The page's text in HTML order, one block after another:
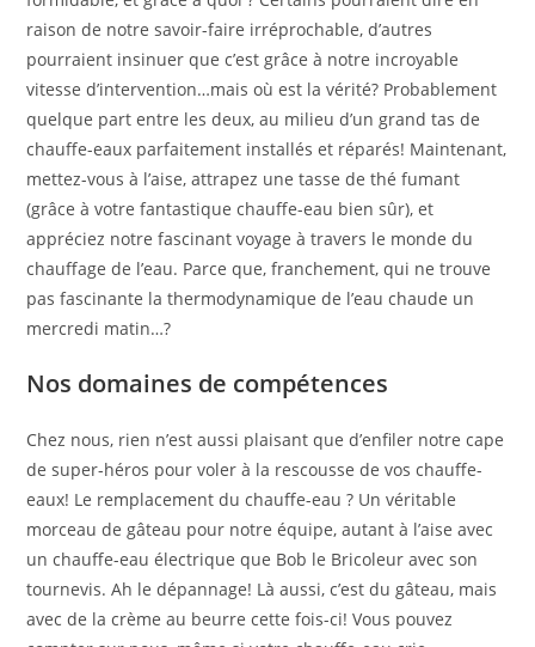
raison de notre savoir-faire irréprochable, d’autres
pourraient insinuer que c’est grâce à notre incroyable
vitesse d’intervention…mais où est la vérité? Probablement
quelque part entre les deux, au milieu d’un grand tas de
chauffe-eaux parfaitement installés et réparés! Maintenant,
mettez-vous à l’aise, attrapez une tasse de thé fumant
(grâce à votre fantastique chauffe-eau bien sûr), et
appréciez notre fascinant voyage à travers le monde du
chauffage de l’eau. Parce que, franchement, qui ne trouve
pas fascinante la thermodynamique de l’eau chaude un
mercredi matin…?
Nos domaines de compétences
Chez nous, rien n’est aussi plaisant que d’enfiler notre cape
de super-héros pour voler à la rescousse de vos chauffe-
eaux! Le remplacement du chauffe-eau ? Un véritable
morceau de gâteau pour notre équipe, autant à l’aise avec
un chauffe-eau électrique que Bob le Bricoleur avec son
tournevis. Ah le dépannage! Là aussi, c’est du gâteau, mais
avec de la crème au beurre cette fois-ci! Vous pouvez